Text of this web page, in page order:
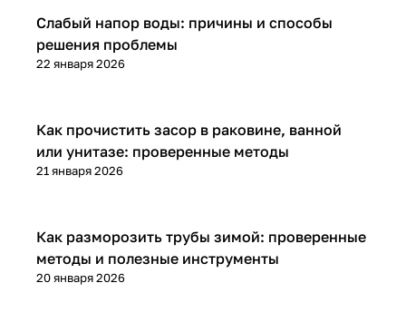
Установка и ремонт
22 января 2026
Слабый напор воды: причины и способы
решения проблемы
Установка и ремонт
21 января 2026
Как прочистить засор в раковине, ванной
или унитазе: проверенные методы
Установка и ремонт
20 января 2026
Как разморозить трубы зимой: проверенные
методы и полезные инструменты